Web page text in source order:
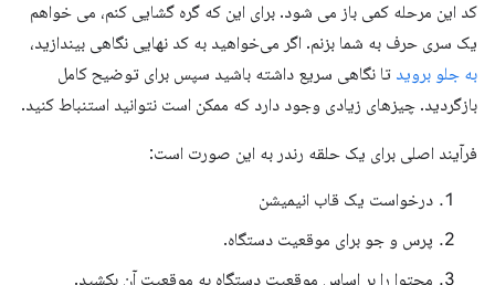
کد این مرحله کمی باز می شود. برای این که گره گشایی کنم، می خواهم
یک سری حرف به شما بزنم. اگر می‌خواهید به کد نهایی نگاهی بیندازید،
به جلو بروید تا نگاهی سریع داشته باشید سپس برای توضیح کامل
بازگردید. چیزهای زیادی وجود دارد که ممکن است نتوانید استنباط کنید.
فرآیند اصلی برای یک حلقه رندر به این صورت است:
درخواست یک قاب انیمیشن
پرس و جو برای موقعیت دستگاه.
محتوا را بر اساس موقعیت دستگاه به موقعیت آن بکشید.